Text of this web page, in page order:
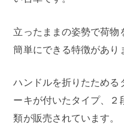
立ったままの姿勢で荷物
簡単にできる特徴があり
ハンドルを折りたためる
ーキが付いたタイプ、
類が販売されています。